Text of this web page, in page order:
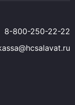
8-800-250-22-22